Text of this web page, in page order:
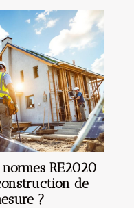
RE2020
de
?